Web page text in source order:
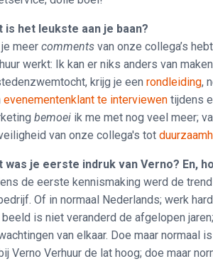
is het leukste aan je baan?
meer comments van onze collega’s
werkt: Ik kan er niks anders van
krijg je een rondleiding,
evenementenklant te interviewen tijdens
bemoei ik me met nog veel meer;
van onze collega's tot
was je eerste indruk van Verno? En,
de eerste kennismaking werd de
Of in normaal Nederlands; werk
beeld is niet veranderd de afgelopen
van elkaar. Doe maar
Verno Verhuur de lat hoog; doe maar